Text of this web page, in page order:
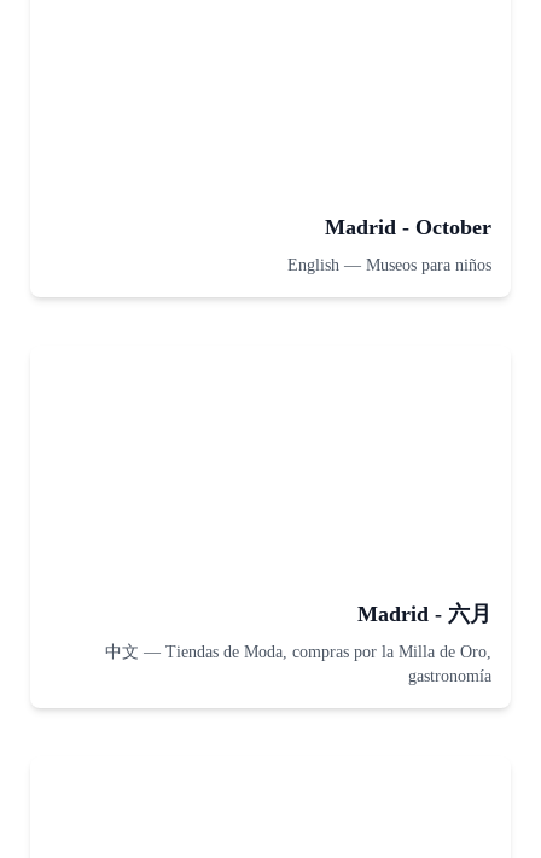
Madrid - October
English — Museos para niños
Madrid - 六月
中文 — Tiendas de Moda, compras por la Milla de Oro,
gastronomía